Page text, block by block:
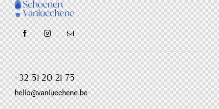
+32 51 20 21 75
hello@vanluechene.be